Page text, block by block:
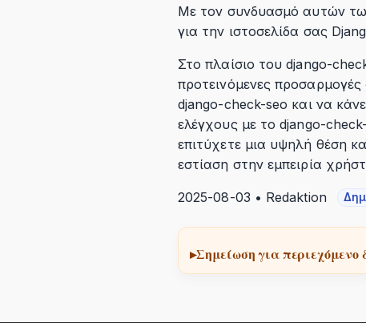
Με τον συνδυασμό αυτών
για την ιστοσελίδα σας
Στο πλαίσιο του django-
προτεινόμενες
django-check-seo και να
ελέγχους με το django-
επιτύχετε μια υψηλή θέση
εστίαση στην εμπειρία
2025-08-03 • Redaktion
Σημείωση για περιεχόμενο